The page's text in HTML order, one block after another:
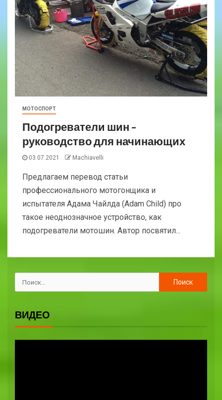
МОТОСПОРТ
Подогреватели шин –
руководство для начинающих
03.07.2021 Machiavelli
Предлагаем перевод статьи
профессионального мотогонщика и
испытателя Адама Чайлда (Adam Child) про
такое неоднозначное устройство, как
подогреватели мотошин. Автор посвятил...
ВИДЕО